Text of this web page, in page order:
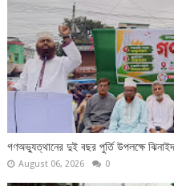
গণঅভ্যুত্থানের দুই বছর পুর্তি উপলক্ষে
August 06, 2026 0